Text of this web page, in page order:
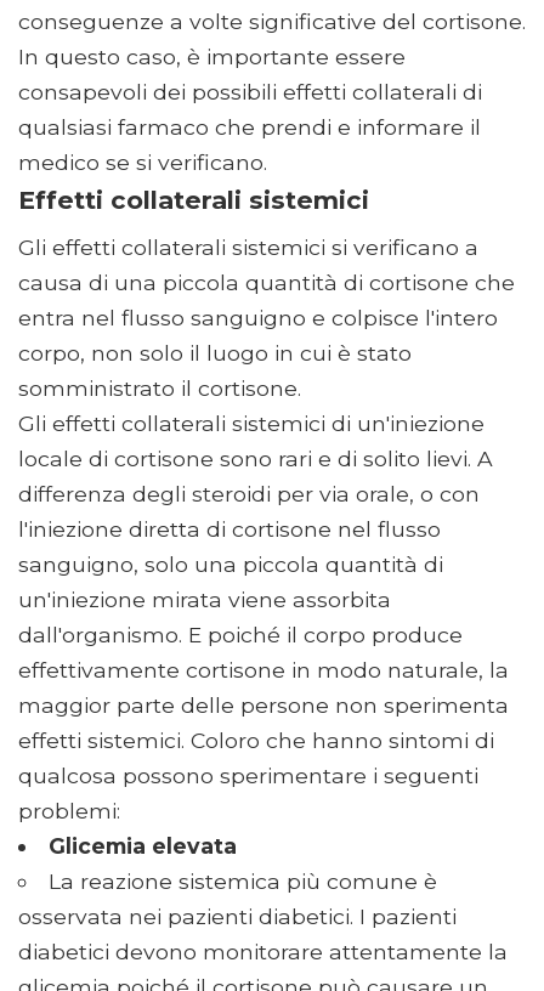
conseguenze a volte significative del cortisone.
In questo caso, è importante essere
consapevoli dei possibili effetti collaterali di
qualsiasi farmaco che prendi e informare il
medico se si verificano.
Effetti collaterali sistemici
Gli effetti collaterali sistemici si verificano a
causa di una piccola quantità di cortisone che
entra nel flusso sanguigno e colpisce l'intero
corpo, non solo il luogo in cui è stato
somministrato il cortisone.
Gli effetti collaterali sistemici di un'iniezione
locale di cortisone sono rari e di solito lievi. A
differenza degli steroidi per via orale, o con
l'iniezione diretta di cortisone nel flusso
sanguigno, solo una piccola quantità di
un'iniezione mirata viene assorbita
dall'organismo. E poiché il corpo produce
effettivamente cortisone in modo naturale, la
maggior parte delle persone non sperimenta
effetti sistemici. Coloro che hanno sintomi di
qualcosa possono sperimentare i seguenti
problemi:
Glicemia elevata
La reazione sistemica più comune è
osservata nei pazienti diabetici. I pazienti
diabetici devono monitorare attentamente la